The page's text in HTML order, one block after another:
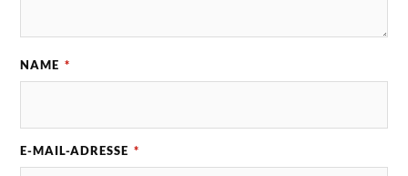
NAME *
E-MAIL-ADRESSE *